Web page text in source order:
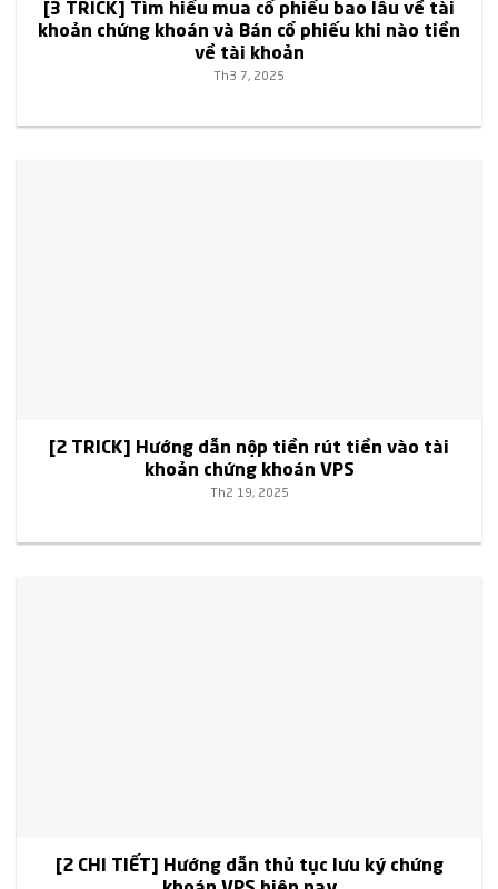
[3 TRICK] Tìm hiểu mua cổ phiếu bao lâu về tài
khoản chứng khoán và Bán cổ phiếu khi nào tiền
về tài khoản
Th3 7, 2025
[2 TRICK] Hướng dẫn nộp tiền rút tiền vào tài
khoản chứng khoán VPS
Th2 19, 2025
[2 CHI TIẾT] Hướng dẫn thủ tục lưu ký chứng